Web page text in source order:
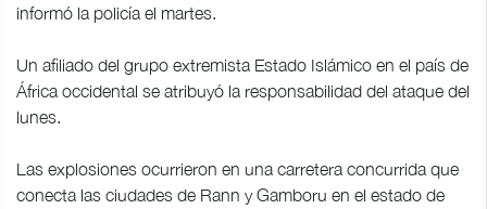
informó la policía el martes.
Un afiliado del grupo extremista Estado Islámico en el país de
África occidental se atribuyó la responsabilidad del ataque del
lunes.
Las explosiones ocurrieron en una carretera concurrida que
conecta las ciudades de Rann y Gamboru en el estado de